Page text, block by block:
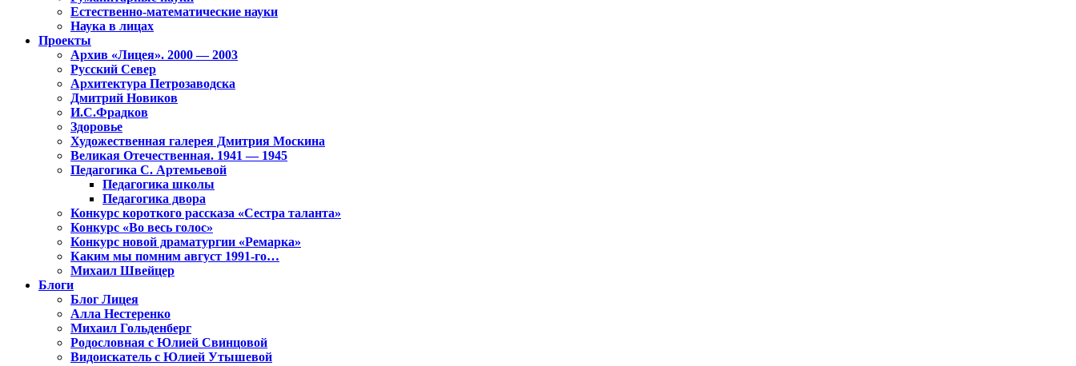
Естественно-математические науки
Наука в лицах
Проекты
Архив «Лицея». 2000 — 2003
Русский Север
Архитектура Петрозаводска
Дмитрий Новиков
И.С.Фрадков
Здоровье
Художественная галерея Дмитрия Москина
Великая Отечественная. 1941 — 1945
Педагогика С. Артемьевой
Педагогика школы
Педагогика двора
Конкурс короткого рассказа «Сестра таланта»
Конкурс «Во весь голос»
Конкурс новой драматургии «Ремарка»
Каким мы помним август 1991-го…
Михаил Швейцер
Блоги
Блог Лицея
Алла Нестеренко
Михаил Гольденберг
Родословная с Юлией Свинцовой
Видоискатель с Юлией Утышевой